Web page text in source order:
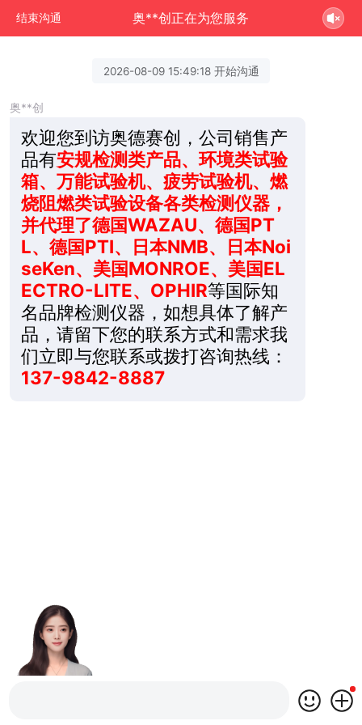
结束沟通 奥**创正在为您服务
2026-08-09 15:49:18 开始沟通
奥**创
欢迎您到访奥德赛创，公司销售产
品有安规检测类产品、环境类试验
箱、万能试验机、疲劳试验机、燃
烧阻燃类试验设备各类检测仪器，
并代理了德国WAZAU、德国PT
L、德国PTI、日本NMB、日本Noi
seKen、美国MONROE、美国EL
ECTRO-LITE、OPHIR等国际知
名品牌检测仪器，如想具体了解产
品，请留下您的联系方式和需求我
们立即与您联系或拨打咨询热线：
137-9842-8887